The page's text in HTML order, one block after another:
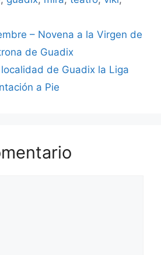
– Novena a la Virgen de
de Guadix
de Guadix la Liga
a Pie